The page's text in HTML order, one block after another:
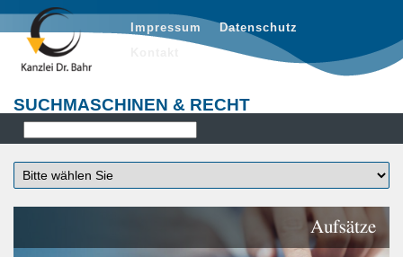
Impressum
Datenschutz
SUCHMASCHINEN & RECHT
Aufsätze